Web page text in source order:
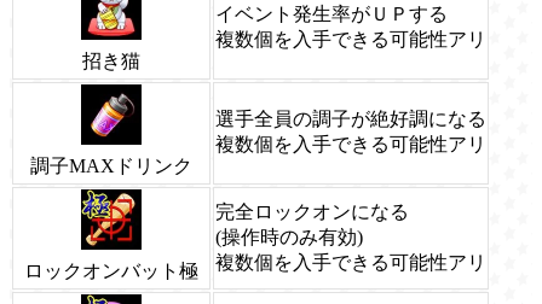
招き猫
イベント発生率がＵＰする
複数個を入手できる可能性アリ
調子MAXドリンク
選手全員の調子が絶好調になる
複数個を入手できる可能性アリ
ロックオンバット極
完全ロックオンになる
(操作時のみ有効)
複数個を入手できる可能性アリ